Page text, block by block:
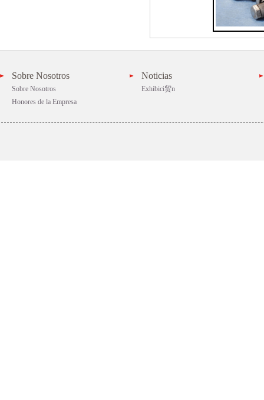
Sobre Nosotros
Sobre Nosotros
Honores de la Empresa
Noticias
Exhibici贸n